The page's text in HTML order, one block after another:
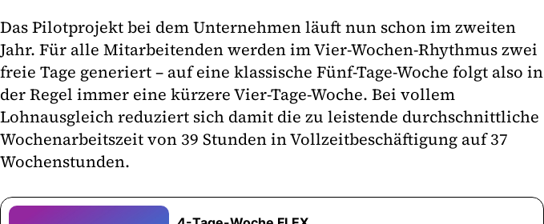
Das Pilotprojekt bei dem Unternehmen läuft nun schon im zweiten
Jahr. Für alle Mitarbeitenden werden im Vier-Wochen-Rhythmus zwei
freie Tage generiert – auf eine klassische Fünf-Tage-Woche folgt also in
der Regel immer eine kürzere Vier-Tage-Woche. Bei vollem
Lohnausgleich reduziert sich damit die zu leistende durchschnittliche
Wochenarbeitszeit von 39 Stunden in Vollzeitbeschäftigung auf 37
Wochenstunden.